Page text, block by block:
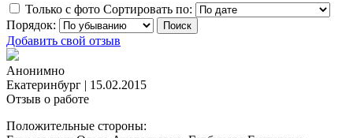
Только с фото Сортировать по:
Порядок:
Добавить свой отзыв
Анонимно
Екатеринбург | 15.02.2015
Отзыв о работе
Положительные стороны: